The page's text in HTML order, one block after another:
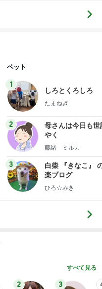
ペット
1
しろとくろしろ
たまねぎ
2
母さんは今日も世
やく
藤緒 ミルカ
3
白柴 『きなこ』
楽ブログ
ひろ☆みき
すべて見る
2 3